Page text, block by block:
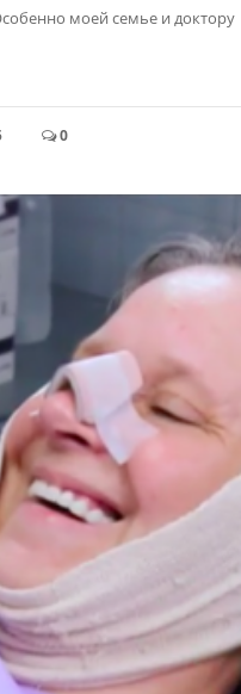
моей семье и доктору
0